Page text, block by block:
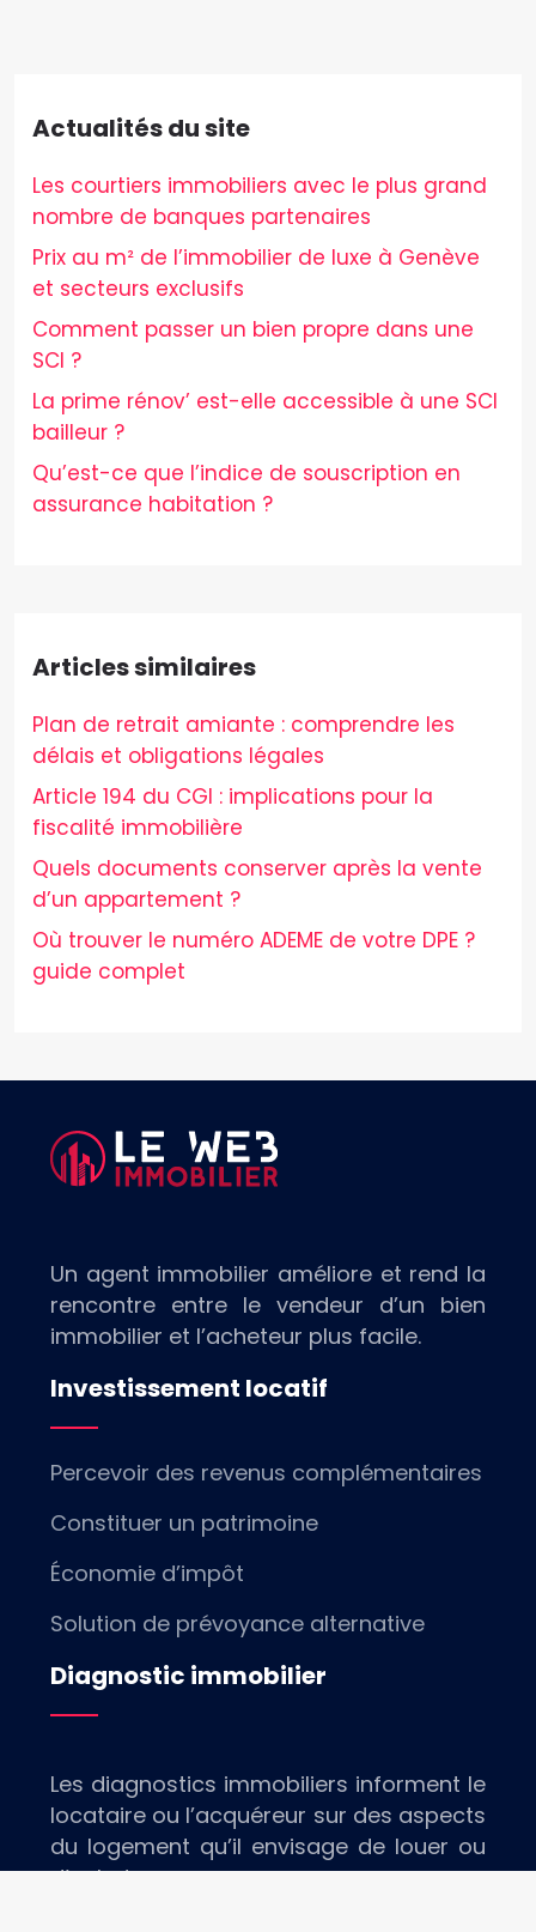
Actualités du site
Les courtiers immobiliers avec le plus grand
nombre de banques partenaires
Prix au m² de l’immobilier de luxe à Genève
et secteurs exclusifs
Comment passer un bien propre dans une
SCI ?
La prime rénov’ est-elle accessible à une SCI
bailleur ?
Qu’est-ce que l’indice de souscription en
assurance habitation ?
Articles similaires
Plan de retrait amiante : comprendre les
délais et obligations légales
Article 194 du CGI : implications pour la
fiscalité immobilière
Quels documents conserver après la vente
d’un appartement ?
Où trouver le numéro ADEME de votre DPE ?
guide complet
Un agent immobilier améliore et rend la
rencontre entre le vendeur d’un bien
immobilier et l’acheteur plus facile.
Investissement locatif
Percevoir des revenus complémentaires
Constituer un patrimoine
Économie d’impôt
Solution de prévoyance alternative
Diagnostic immobilier
Les diagnostics immobiliers informent le
locataire ou l’acquéreur sur des aspects
du logement qu’il envisage de louer ou
d’acheter.